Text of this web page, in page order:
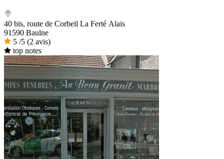
40 bis, route de Corbeil La Ferté Alais
91590 Baulne
5 /5 (2 avis)
top notes